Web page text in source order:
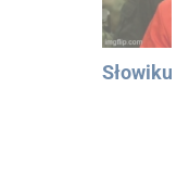
Słowiku